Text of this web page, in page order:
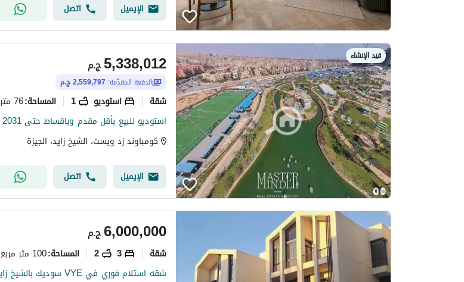
الإيميل اتصل
قيد الإنشاء
ج.م5,338,012
الدفعة المقدّمة: 2,559,797 ج.م
شقة استوديو 1 المساحة:76 متر مربع
استوديو للبيع بأقل مقدم وباقساط حتى 2031 في زيد ويست
كومباوند زد ويست، الشيخ زايد، الجيزة
الإيميل اتصل
ج.م6,000,000
شقة 3
2 المساحة:100 متر مربع